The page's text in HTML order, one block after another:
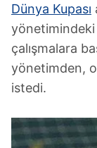
Dünya Kupası
çalışmalara
yönetimden,
istedi.